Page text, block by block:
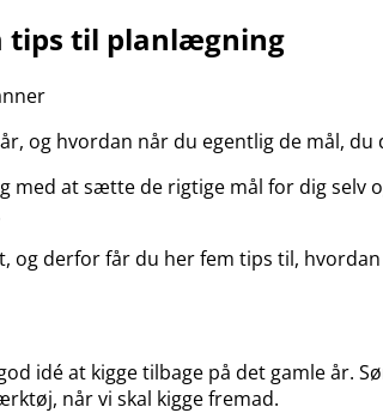
tips til planlægning
og hvordan når du egentlig de mål, du
med at sætte de rigtige mål for dig selv
og derfor får du her fem tips til,
idé at kigge tilbage på det gamle år.
når vi skal kigge fremad.